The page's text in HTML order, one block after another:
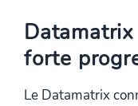
forte
Le Datamatrix